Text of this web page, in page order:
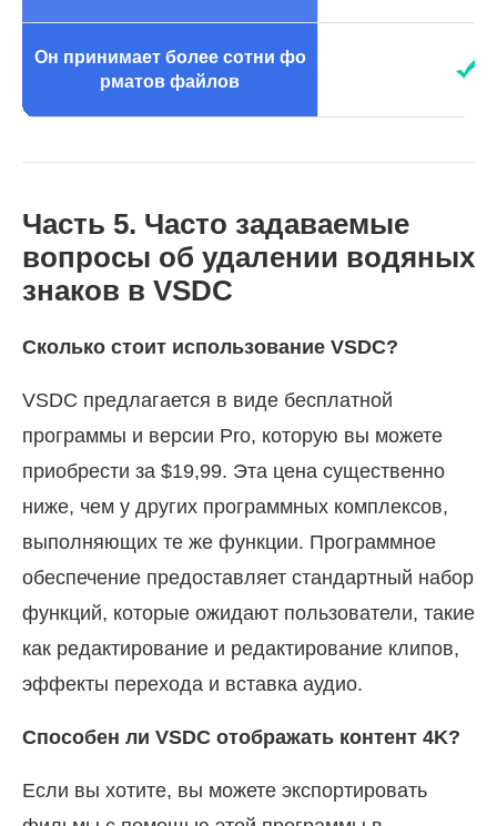
Он принимает более сотни фо
рматов файлов
Часть 5. Часто задаваемые
вопросы об удалении водяных
знаков в VSDC
Сколько стоит использование VSDC?
VSDC предлагается в виде бесплатной
программы и версии Pro, которую вы можете
приобрести за $19,99. Эта цена существенно
ниже, чем у других программных комплексов,
выполняющих те же функции. Программное
обеспечение предоставляет стандартный набор
функций, которые ожидают пользователи, такие
как редактирование и редактирование клипов,
эффекты перехода и вставка аудио.
Способен ли VSDC отображать контент 4K?
Если вы хотите, вы можете экспортировать